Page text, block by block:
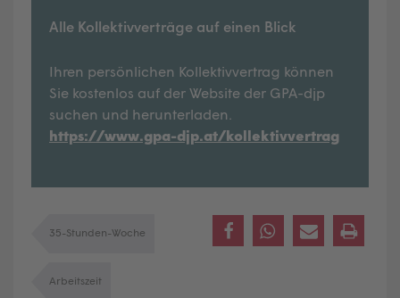
Alle Kollektivverträge auf einen Blick
Ihren persönlichen Kollektivvertrag können
Sie kostenlos auf der Website der GPA-djp
suchen und herunterladen.
https://www.gpa-djp.at/kollektivvertrag
35-Stunden-Woche
Arbeitszeit